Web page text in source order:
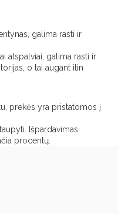
galima rasti ir
atspalviai, galima rasti ir
o tai augant itin
prekės yra pristatomos į
Išpardavimas
procentų.